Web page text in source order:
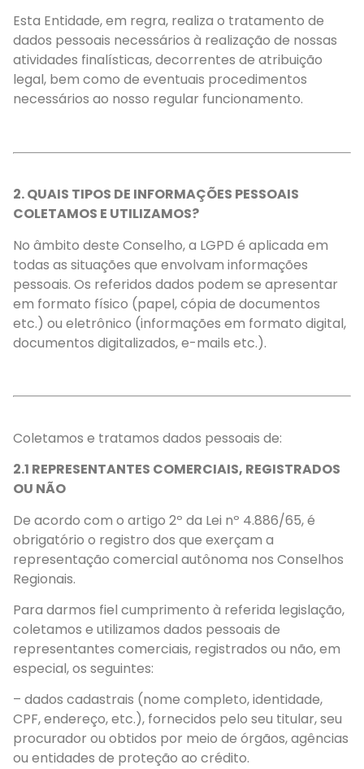
Esta Entidade, em regra, realiza o tratamento de
dados pessoais necessários à realização de nossas
atividades finalísticas, decorrentes de atribuição
legal, bem como de eventuais procedimentos
necessários ao nosso regular funcionamento.
2. QUAIS TIPOS DE INFORMAÇÕES PESSOAIS
COLETAMOS E UTILIZAMOS?
No âmbito deste Conselho, a LGPD é aplicada em
todas as situações que envolvam informações
pessoais. Os referidos dados podem se apresentar
em formato físico (papel, cópia de documentos
etc.) ou eletrônico (informações em formato digital,
documentos digitalizados, e-mails etc.).
Coletamos e tratamos dados pessoais de:
2.1 REPRESENTANTES COMERCIAIS, REGISTRADOS
OU NÃO
De acordo com o artigo 2º da Lei nº 4.886/65, é
obrigatório o registro dos que exerçam a
representação comercial autônoma nos Conselhos
Regionais.
Para darmos fiel cumprimento à referida legislação,
coletamos e utilizamos dados pessoais de
representantes comerciais, registrados ou não, em
especial, os seguintes:
– dados cadastrais (nome completo, identidade,
CPF, endereço, etc.), fornecidos pelo seu titular, seu
procurador ou obtidos por meio de órgãos, agências
ou entidades de proteção ao crédito.